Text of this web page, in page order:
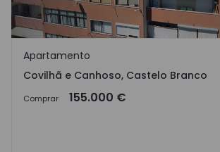
Covilhã e Canhoso, Castelo Branco
Apartamento
Covilhã e Canhoso, Castelo Branco
Comprar 155.000 €